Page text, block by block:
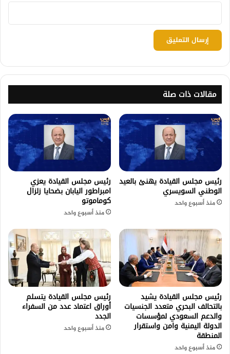
مقالات ذات صلة
رئيس مجلس القيادة يهنئ بالعيد
الوطني السويسري
منذ أسبوع واحد
رئيس مجلس القيادة يعزي
امبراطور اليابان بضحايا زلزال
كوماموتو
منذ أسبوع واحد
رئيس مجلس القيادة يشيد
بالتحالف البحري متعدد الجنسيات
والدعم السعودي لمؤسسات
الدولة اليمنية وامن واستقرار
المنطقة
منذ أسبوع واحد
رئيس مجلس القيادة يتسلم
أوراق اعتماد عدد من السفراء
الجدد
منذ أسبوع واحد